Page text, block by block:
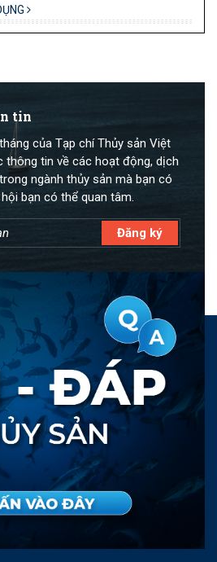
tin
của Tạp chí Thủy sản Việt
thông tin về các hoạt động, dịch
ngành thủy sản mà bạn có
bạn có thể quan tâm.